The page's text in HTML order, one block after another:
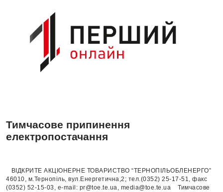
Тимчасове припинення
електропостачання
ВІДКРИТЕ АКЦІОНЕРНЕ ТОВАРИСТВО “ТЕРНОПІЛЬОБЛЕНЕРГО”
46010, м.Тернопіль, вул.Енергетична,2; тел.(0352) 25-17-51, факс
(0352) 52-15-03, e-mail: pr@toe.te.ua, media@toe.te.ua Тимчасове